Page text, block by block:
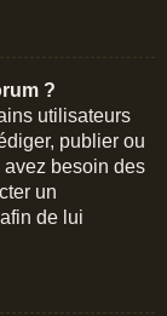
?
utilisateurs
publier ou
avez besoin des
un
de lui